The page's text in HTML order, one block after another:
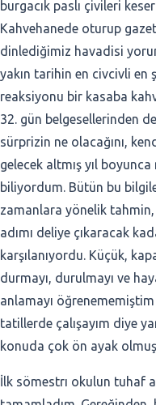
burgacık paslı çivileri
Kahvehanede oturup
dinlediğimiz havadisi
yakın tarihin en civcivli en
reaksiyonu bir kasaba
32. gün belgesellerinden
sürprizin ne olacağını,
gelecek altmış yıl
biliyordum. Bütün bu
zamanlara yönelik
adımı deliye çıkaracak
karşılanıyordu. Küçük,
durmayı, durulmayı ve
anlamayı
tatillerde çalışayım diye
konuda çok ön ayak
İlk sömestrı okulun tuhaf